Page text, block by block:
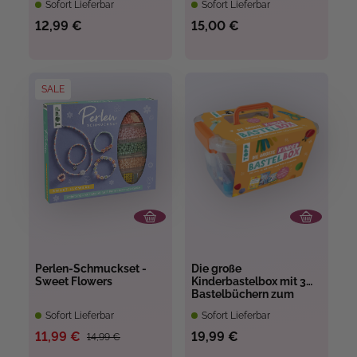
Sofort Lieferbar
12,99 €
Sofort Lieferbar
15,00 €
SALE
Perlen-Schmuckset -
Sweet Flowers
Sofort Lieferbar
14,99 €
11,99 €
Die große
Kinderbastelbox mit 3
Bastelbüchern zum
Sofort Lieferbar
19,99 €